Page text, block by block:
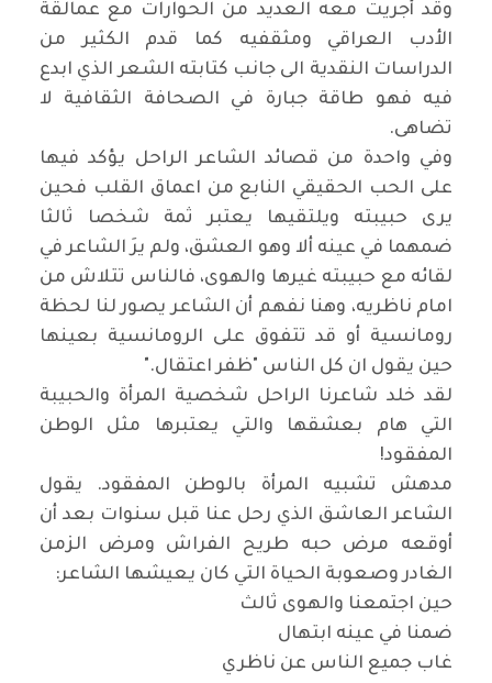
وقد أجريت معه العديد من الحوارات مع عمالقة
الأدب العراقي ومثقفيه كما قدم الكثير من
الدراسات النقدية الى جانب كتابته الشعر الذي ابدع
فيه فهو طاقة جبارة في الصحافة الثقافية لا
تضاهى.
وفي واحدة من قصائد الشاعر الراحل يؤكد فيها
على الحب الحقيقي النابع من اعماق القلب فحين
يرى حبيبته ويلتقيها يعتبر ثمة شخصا ثالثا
ضمهما في عينه ألا وهو العشق، ولم يرَ الشاعر في
لقائه مع حبيبته غيرها والهوى، فالناس تتلاش من
امام ناظريه، وهنا نفهم أن الشاعر يصور لنا لحظة
رومانسية أو قد تتفوق على الرومانسية بعينها
حين يقول ان كل الناس "ظفر اعتقال".
لقد خلد شاعرنا الراحل شخصية المرأة والحبيبة
التي هام بعشقها والتي يعتبرها مثل الوطن
المفقود!
مدهش تشبيه المرأة بالوطن المفقود. يقول
الشاعر العاشق الذي رحل عنا قبل سنوات بعد أن
أوقعه مرض حبه طريح الفراش ومرض الزمن
الغادر وصعوبة الحياة التي كان يعيشها الشاعر:
حين اجتمعنا والهوى ثالث
ضمنا في عينه ابتهال
غاب جميع الناس عن ناظري